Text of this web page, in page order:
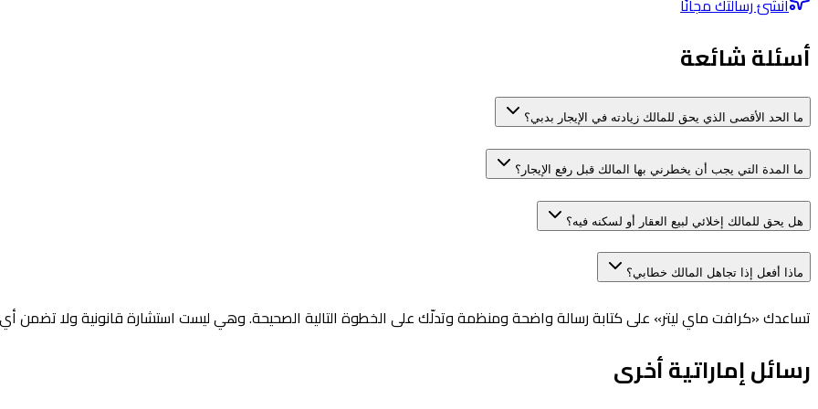
أنشئ رسالتك مجانًا
أسئلة شائعة
ما الحد الأقصى الذي يحق للمالك زيادته في الإيجار بدبي؟
ما المدة التي يجب أن يخطرني بها المالك قبل رفع الإيجار؟
هل يحق للمالك إخلائي لبيع العقار أو لسكنه فيه؟
ماذا أفعل إذا تجاهل المالك خطابي؟
تساعدك «كرافت ماي ليتر» على كتابة رسالة واضحة ومنظمة وتدلّك على الخطوة التالية الصحيحة. وهي ليست استشارة قانونية ولا تضمن أي
رسائل إماراتية أخرى